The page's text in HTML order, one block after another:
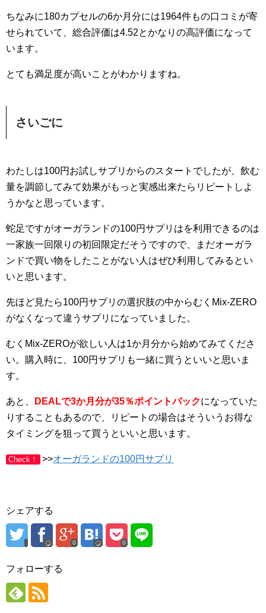
ちなみに180カプセルの6か月分には1964件もの口コミが寄
せられていて、総合評価は4.52とかなりの高評価になって
います。
とても満足度が高いことがわかりますね。
さいごに
わたしは100円お試しサプリからのスタートでしたが、飲む
量を調節してみて効果がもっと実感出来たらリピートしよ
うかなと思っています。
蛇足ですがオーガランドの100円サプリはを利用できるのは
一家族一回限りの初回限定だそうですので、まだオーガラ
ンドで買い物をしたことがない人はぜひ利用してみるとい
いと思います。
先ほど見たら100円サプリの選択肢の中からむくMix-ZERO
がなくなって違うサプリになっていました。
むくMix-ZEROが欲しい人は1か月分から始めてみてくださ
い。購入時に、100円サプリも一緒に買うといいと思いま
す。
あと、 DEALで3か月分が35％ポイントバックになっていた
りすることもあるので、リピートの場合はそういうお得な
タイミングを狙って買うといいと思います。
Check！ >>オーガランドの100円サプリ
シェアする
0 0
フォローする